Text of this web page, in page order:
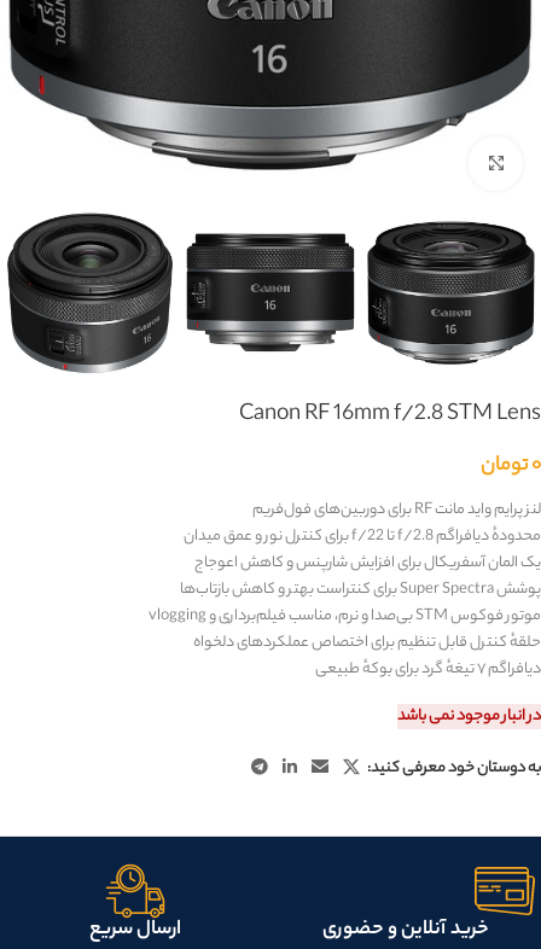
Canon RF 16mm f/2.8 STM Lens
۰تومان
لنز پرایم واید مانتRFبرای دوربین‌های فول‌فریم
محدودهٔ دیافراگمf/2.8تاf/22برای کنترل نور و عمق میدان
یک المان آسفریکال برای افزایش شارپنس و کاهش اعوجاج
پوششSuper Spectraبرای کنتراست بهتر و کاهش بازتاب‌ها
موتور فوکوسSTMبی‌صدا و نرم، مناسب فیلم‌برداری وvlogging
حلقهٔ کنترل قابل تنظیم برای اختصاص عملکردهای دلخواه
دیافراگم ۷ تیغهٔ گرد برای بوکهٔ طبیعی
در انبار موجود نمی باشد
به دوستان خود معرفی کنید:
خرید آنلاین و حضوری ارسال سریع